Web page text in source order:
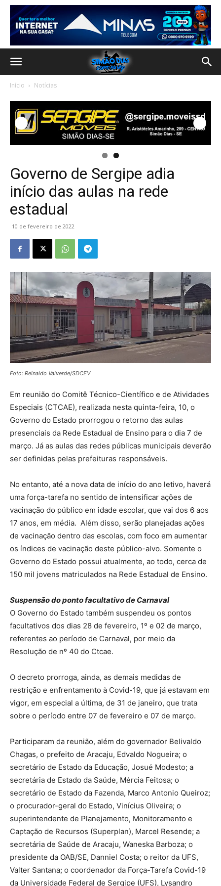
Início Notícias
Governo de Sergipe adia
início das aulas na rede
estadual
10 de fevereiro de 2022
Foto: Reinaldo Valverde/SDCEV
Em reunião do Comitê Técnico-Científico e de Atividades
Especiais (CTCAE), realizada nesta quinta-feira, 10, o
Governo do Estado prorrogou o retorno das aulas
presenciais da Rede Estadual de Ensino para o dia 7 de
março. Já as aulas das redes públicas municipais deverão
ser definidas pelas prefeituras responsáveis.
No entanto, até a nova data de início do ano letivo, haverá
uma força-tarefa no sentido de intensificar ações de
vacinação do público em idade escolar, que vai dos 6 aos
17 anos, em média. Além disso, serão planejadas ações
de vacinação dentro das escolas, com foco em aumentar
os índices de vacinação deste público-alvo. Somente o
Governo do Estado possui atualmente, ao todo, cerca de
150 mil jovens matriculados na Rede Estadual de Ensino.
Suspensão do ponto facultativo de Carnaval
O Governo do Estado também suspendeu os pontos
facultativos dos dias 28 de fevereiro, 1º e 02 de março,
referentes ao período de Carnaval, por meio da
Resolução de nº 40 do Ctcae.
O decreto prorroga, ainda, as demais medidas de
restrição e enfrentamento à Covid-19, que já estavam em
vigor, em especial a última, de 31 de janeiro, que trata
sobre o período entre 07 de fevereiro e 07 de março.
Participaram da reunião, além do governador Belivaldo
Chagas, o prefeito de Aracaju, Edvaldo Nogueira; o
secretário de Estado da Educação, Josué Modesto; a
secretária de Estado da Saúde, Mércia Feitosa; o
secretário de Estado da Fazenda, Marco Antonio Queiroz;
o procurador-geral do Estado, Vinícius Oliveira; o
superintendente de Planejamento, Monitoramento e
Captação de Recursos (Superplan), Marcel Resende; a
secretária de Saúde de Aracaju, Waneska Barboza; o
presidente da OAB/SE, Danniel Costa; o reitor da UFS,
Valter Santana; o coordenador da Força-Tarefa Covid-19
da Universidade Federal de Sergipe (UFS), Lysandro